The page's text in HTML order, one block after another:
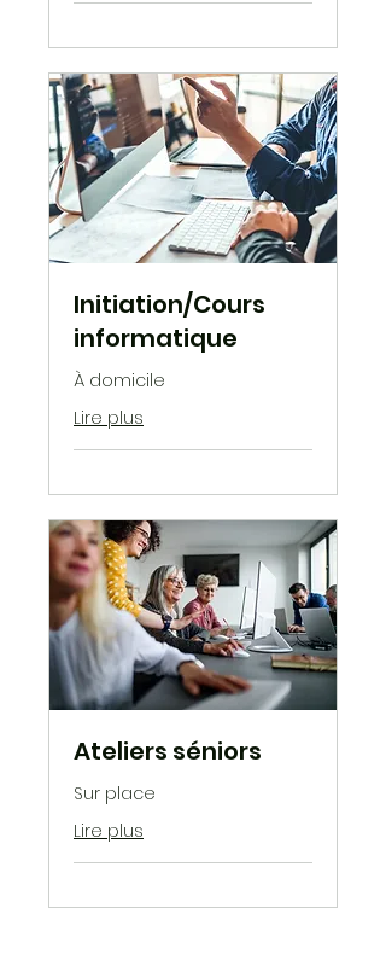
Initiation/Cours
informatique
À domicile
Lire plus
Ateliers séniors
Sur place
Lire plus